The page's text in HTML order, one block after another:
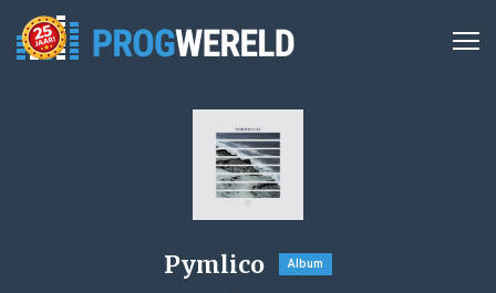
Pymlico Album